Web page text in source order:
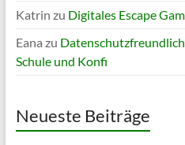
Katrin zu Digitales Escape
Eana zu
Schule und Konfi
Neueste Beiträge